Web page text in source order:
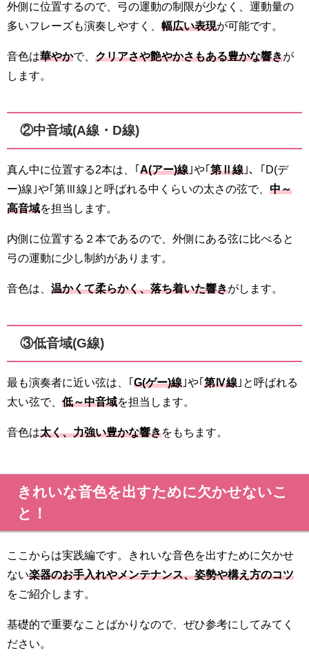
外側に位置するので、弓の運動の制限が少なく、運動量の
多いフレーズも演奏しやすく、 幅広い表現が可能です。
音色は華やかで、 クリアさや艶やかさもある豊かな響きが
します。
②中音域(A線・D線)
真ん中に位置する2本は、｢ A(アー)線 ｣や｢ 第Ⅱ線 ｣、｢D(デ
ー)線｣や｢第Ⅲ線｣と呼ばれる中くらいの太さの弦で、 中～
高音域を担当します。
内側に位置する２本であるので、外側にある弦に比べると
弓の運動に少し制約があります。
音色は、 温かくて柔らかく、落ち着いた響きがします。
③低音域(G線)
最も演奏者に近い弦は、｢ G(ゲー)線 ｣や｢ 第Ⅳ線 ｣と呼ばれる
太い弦で、 低～中音域を担当します。
音色は太く、力強い豊かな響きをもちます。
きれいな音色を出すために欠かせないこ
と！
ここからは実践編です。きれいな音色を出すために欠かせ
ない楽器のお手入れやメンテナンス、姿勢や構え方のコツ
をご紹介します。
基礎的で重要なことばかりなので、ぜひ参考にしてみてく
ださい。